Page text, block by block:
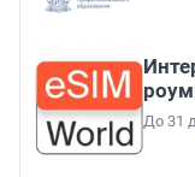
До 31